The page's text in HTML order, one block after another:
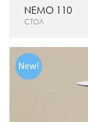
СТОЛ
NEMO 110
New!